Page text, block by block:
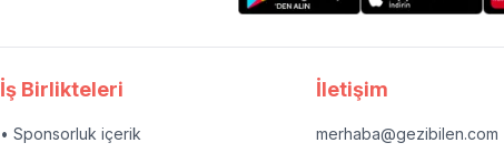
İş Birlikteleri
• Sponsorluk içerik
İletişim
merhaba@gezibilen.com